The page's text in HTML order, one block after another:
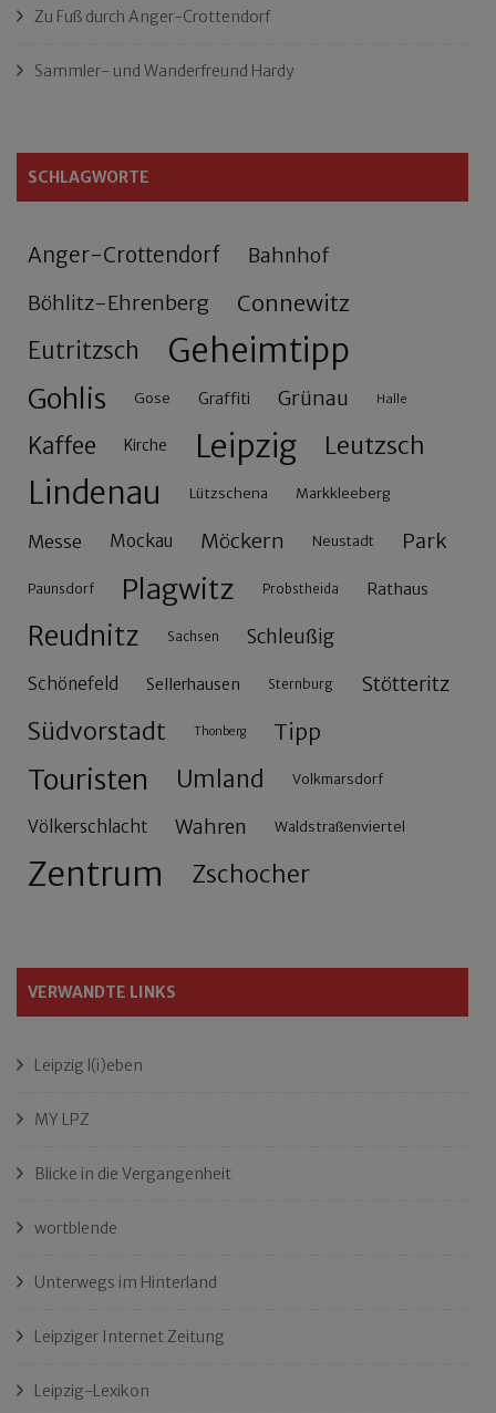
Zu Fuß durch Anger-Crottendorf
Sammler- und Wanderfreund Hardy
SCHLAGWORTE
Anger-Crottendorf Bahnhof
Böhlitz-Ehrenberg Connewitz
Eutritzsch Geheimtipp
Gohlis Gose Graffiti Grünau Halle
Kaffee Kirche Leipzig Leutzsch
Lindenau Lützschena Markkleeberg
Messe Mockau Möckern Neustadt Park
Paunsdorf Plagwitz Probstheida Rathaus
Reudnitz Sachsen Schleußig
Schönefeld Sellerhausen Sternburg Stötteritz
Südvorstadt Thonberg Tipp
Touristen Umland Volkmarsdorf
Völkerschlacht Wahren Waldstraßenviertel
Zentrum Zschocher
VERWANDTE LINKS
Leipzig l(i)eben
MY LPZ
Blicke in die Vergangenheit
wortblende
Unterwegs im Hinterland
Leipziger Internet Zeitung
Leipzig-Lexikon